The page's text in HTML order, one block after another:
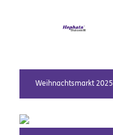
Weihnachtsmarkt 2025